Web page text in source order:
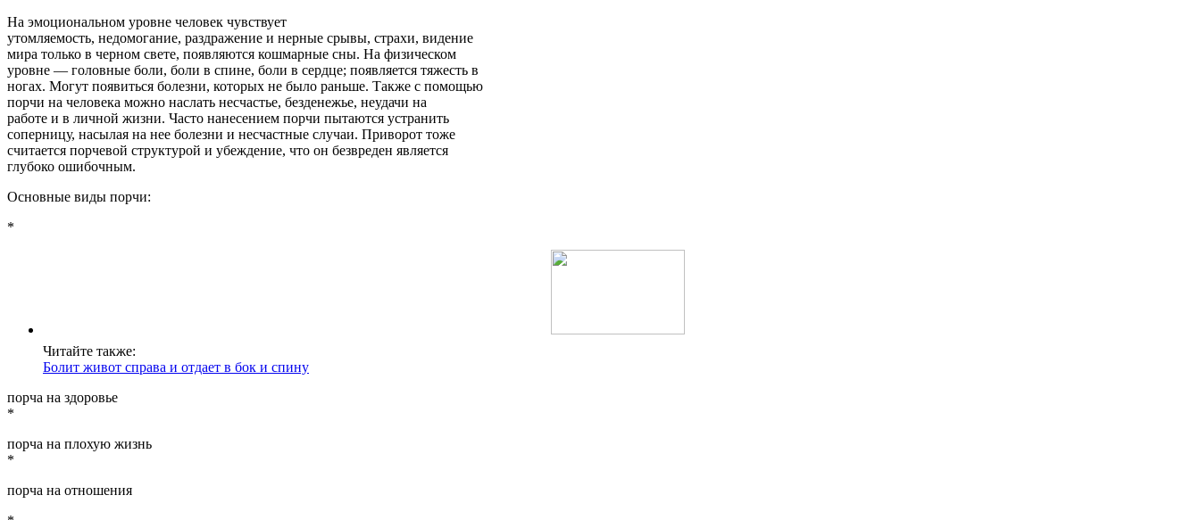
На эмоциональном уровне человек чувствует
утомляемость, недомогание, раздражение и нерные срывы, страхи, видение
мира только в черном свете, появляются кошмарные сны. На физическом
уровне — головные боли, боли в спине, боли в сердце; появляется тяжесть в
ногах. Могут появиться болезни, которых не было раньше. Также с помощью
порчи на человека можно наслать несчастье, безденежье, неудачи на
работе и в личной жизни. Часто нанесением порчи пытаются устранить
соперницу, насылая на нее болезни и несчастные случаи. Приворот тоже
считается порчевой структурой и убеждение, что он безвреден является
глубоко ошибочным.
Основные виды порчи:
*
Читайте также:
Болит живот справа и отдает в бок и спину
порча на здоровье
*
порча на плохую жизнь
*
порча на отношения